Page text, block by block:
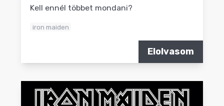
Kell ennél többet mondani?
iron maiden
Elolvasom